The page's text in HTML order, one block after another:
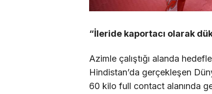
“İleride kaportacı olarak
Azimle çalıştığı alanda
Hindistan’da gerçekleşen
60 kilo full contact alanında